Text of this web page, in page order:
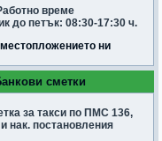
време
до петък: 08:30-17:30 ч.
местопложението ни
сметки
за такси по ПМС 136,
нак. постановления